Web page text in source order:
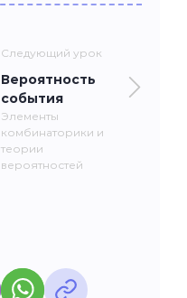
Следующий урок
Вероятность
события
Элементы
комбинаторики и
теории
вероятностей